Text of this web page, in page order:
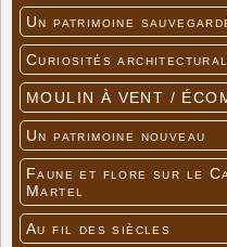
Un patrimoine
Curiosités
MOULIN À VENT /
Un patrimoine nouveau
Faune et flore sur le
Martel
Au fil des siècles